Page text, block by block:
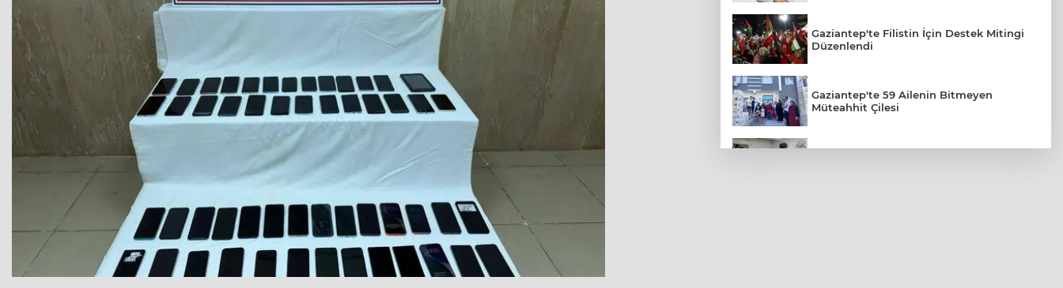
Gaziantep'te Filistin İçin Destek Mitingi
Düzenlendi
Gaziantep'te 59 Ailenin Bitmeyen
Müteahhit Çilesi